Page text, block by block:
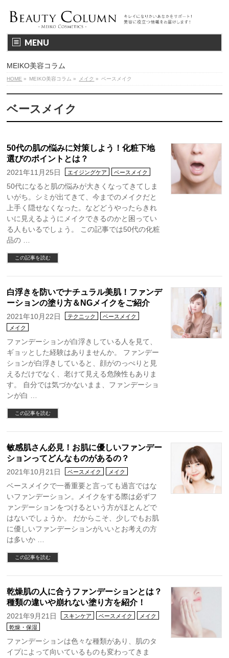
MENU
MEIKO美容コラム
HOME » MEIKO美容コラム » メイク » ベースメイク
ベースメイク
50代の肌の悩みに対策しよう！化粧下地
選びのポイントとは？
2021年11月25日 エイジングケア ベースメイク
50代になると肌の悩みが大きくなってきてしま
いがち。シミが出てきて、今までのメイクだと
上手く隠せなくなった。などどうやったらきれ
いに見えるようにメイクできるのかと困ってい
る人もいるでしょう。 この記事では50代の化粧
品の …
この記事を読む
白浮きを防いでナチュラル美肌！ファンデ
ーションの塗り方＆NGメイクをご紹介
2021年10月22日 テクニック
ベースメイク
メイク
ファンデーションが白浮きしている人を見て、
ギョッとした経験はありませんか。 ファンデー
ションが白浮きしていると、顔がのっぺりと見
えるだけでなく、老けて見える危険性もありま
す。 自分では気づかないまま、ファンデーショ
ンが白 …
この記事を読む
敏感肌さん必見！お肌に優しいファンデー
ションってどんなものがあるの？
2021年10月21日 ベースメイク メイク
ベースメイクで一番重要と言っても過言ではな
いファンデーション。メイクをする際は必ずフ
ァンデーションをつけるという方がほとんどで
はないでしょうか。 だからこそ、少しでもお肌
に優しいファンデーションがいいとお考えの方
は多いか …
この記事を読む
乾燥肌の人に合うファンデーションとは？
種類の違いや崩れない塗り方を紹介！
2021年9月21日 スキンケア ベースメイク
メイク
乾燥・保湿
ファンデーションは色々な種類があり、肌のタ
イプによって向いているものも変わってきま